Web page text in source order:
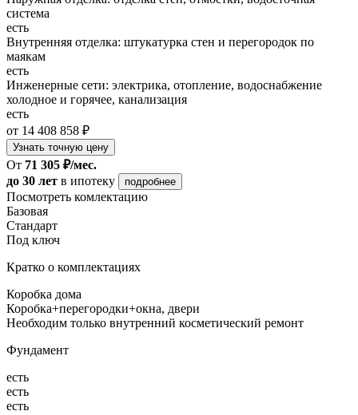
система
есть
Внутренняя отделка: штукатурка стен и перегородок по
маякам
есть
Инженерные сети: электрика, отопление, водоснабжение
холодное и горячее, канализация
есть
от 14 408 858 ₽
Узнать точную цену
От 71 305 ₽/мес.
до 30 лет в ипотеку подробнее
Посмотреть комлектацию
Базовая
Стандарт
Под ключ
Кратко о комплектациях
Коробка дома
Коробка+перегородки+окна, двери
Необходим только внутренний косметический ремонт
Фундамент
есть
есть
есть